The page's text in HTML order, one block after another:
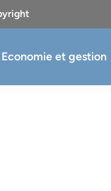
Economie et gestion